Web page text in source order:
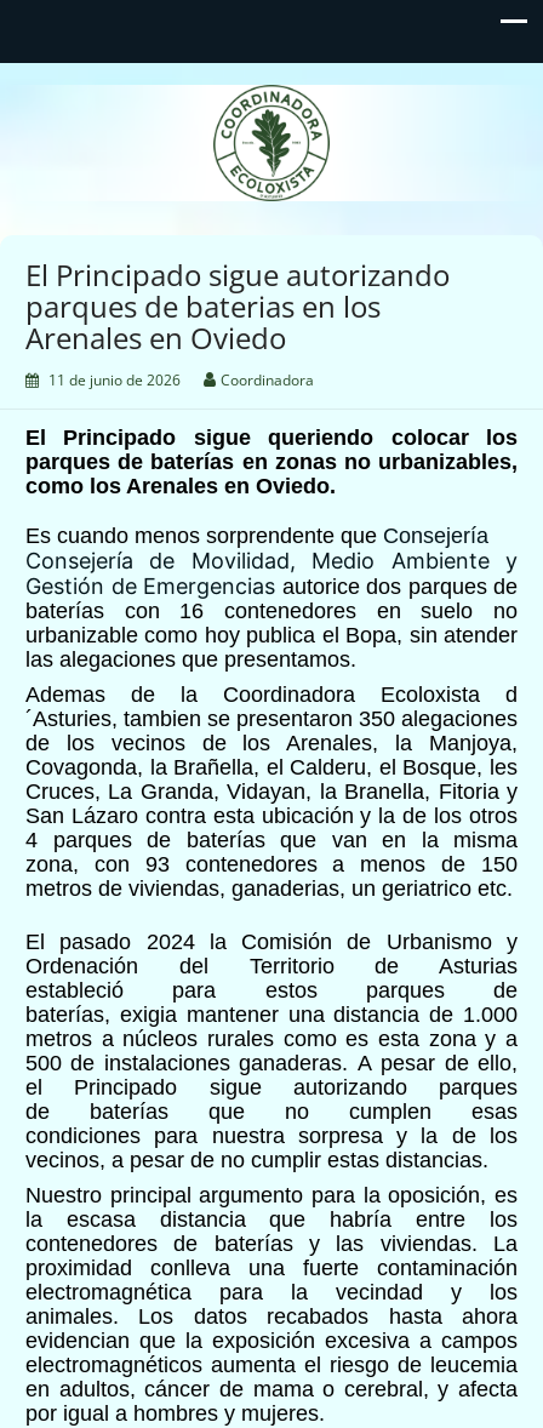
Coordinadora Ecoloxista
d'Asturies
El Principado sigue autorizando
parques de baterias en los
Arenales en Oviedo
11 de junio de 2026 Coordinadora
El Principado sigue queriendo colocar los
parques de baterías en zonas no urbanizables,
como los Arenales en Oviedo.
Es cuando menos sorprendente que Consejería
Consejería de Movilidad, Medio Ambiente y
Gestión de Emergencias autorice dos parques de
baterías con 16 contenedores ensuelo
no
urbanizablecomo hoy publica el Bopa, sin atender
las alegaciones que presentamos.
Ademas de la Coordinadora Ecoloxista d
´Asturies, tambien se presentaron 350 alegaciones
de los
vecinos de los Arenales, la Manjoya,
Covagonda, la Brañella, el Calderu, el Bosque, les
Cruces, La Granda, Vidayan, la Branella, Fitoria y
San Lázaro contra esta ubicacióny la de los otros
4 parques de baterías que van en la misma
zona, con 93contenedores a menosde 150
metros de viviendas, ganaderias, un geriatrico etc.
El pasado 2024 la Comisión de Urbanismo y
Ordenación del Territorio de Asturias
estableció para estos parques de
baterías, exigia mantener una distancia de 1.000
metros a núcleos rurales como es esta zonay a
500 de instalaciones ganaderas. Apesar de ello,
el Principado sigue autorizando parques
de baterías que no cumplen esas
condiciones para nuestra sorpresa y la de los
vecinos, a pesar de no cumplir estas distancias.
Nuestro principal argumento para la oposición, es
la escasa distancia que habría entre
los
contenedores de baterías y las viviendas. La
proximidad conlleva una fuerte contaminación
electromagnética para la vecindad y los
animales. Los datos recabados hasta ahora
evidencian que la exposición excesiva a campos
electromagnéticos aumenta el riesgo de leucemia
en adultos, cáncer de mama o cerebral, y afecta
por igual a hombres y mujeres.